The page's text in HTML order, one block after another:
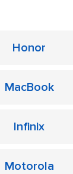
Honor
MacBook
Infinix
Motorola